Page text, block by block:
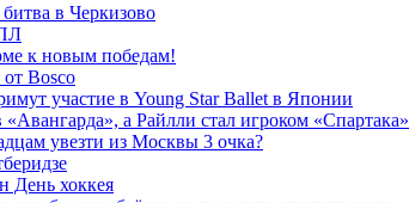
в Черкизово
к новым победам!
Bosco
участие в Young Star Ballet в Японии
а Райлли стал игроком «Спартака»
увезти из Москвы 3 очка?
День хоккея